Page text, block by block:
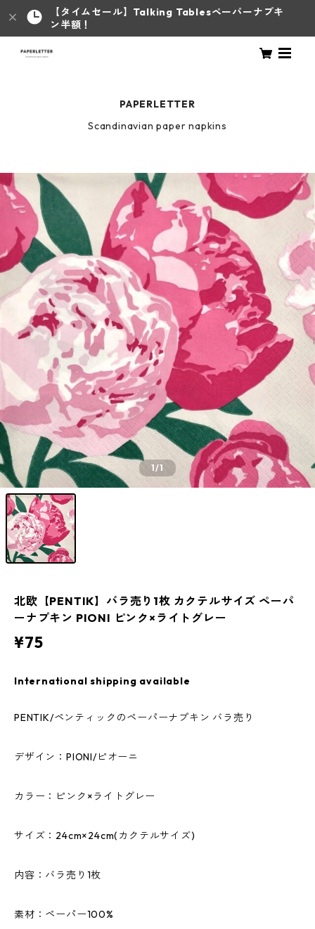
【タイムセール】Talking Tablesペーパーナプキ
ン半額！
PAPERLETTER
Scandinavian paper napkins
1/1
北欧【PENTIK】バラ売り1枚 カクテルサイズ ペーパ
ーナプキン PIONI ピンク×ライトグレー
¥75
International shipping available
PENTIK/ペンティックのペーパーナプキン バラ売り
デザイン：PIONI/ピオーニ
カラー：ピンク×ライトグレー
サイズ：24cm×24cm(カクテルサイズ)
内容：バラ売り1枚
素材：ペーパー100%